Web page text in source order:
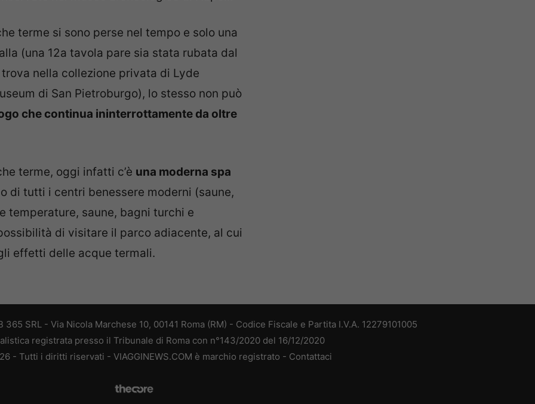
terme si sono perse nel tempo e solo una
(una 12a tavola pare sia stata rubata dal
nella collezione privata di Lyde
di San Pietroburgo), lo stesso non può
che continua ininterrottamente da oltre
terme, oggi infatti c’è una moderna spa
di tutti i centri benessere moderni (saune,
temperature, saune, bagni turchi e
di visitare il parco adiacente, al cui
effetti delle acque termali.
SRL - Via Nicola Marchese 10, 00141 Roma (RM) - Codice Fiscale e Partita I.V.A. 12279101005
registrata presso il Tribunale di Roma con n°143/2020 del 16/12/2020
- Tutti i diritti riservati - VIAGGINEWS.COM è marchio registrato - Contattaci